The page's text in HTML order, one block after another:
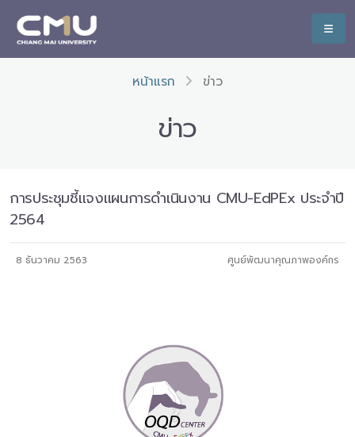
หน้าแรก ข่าว
ข่าว
การประชุมชี้แจงแผนการดำเนินงาน CMU-EdPEx ประจำปี
2564
8 ธันวาคม 2563 ศูนย์พัฒนาคุณภาพองค์กร